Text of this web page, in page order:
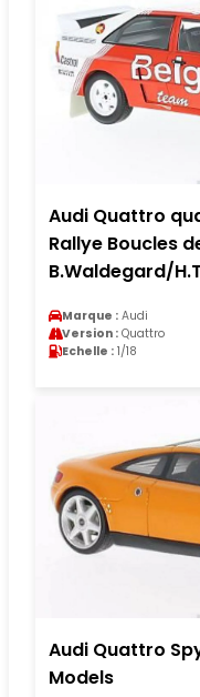
Audi Quattro
Rallye Boucles
B.Waldegard/
Marque : Audi
Version : Quattro
Echelle : 1/18
Audi Quattro
Models